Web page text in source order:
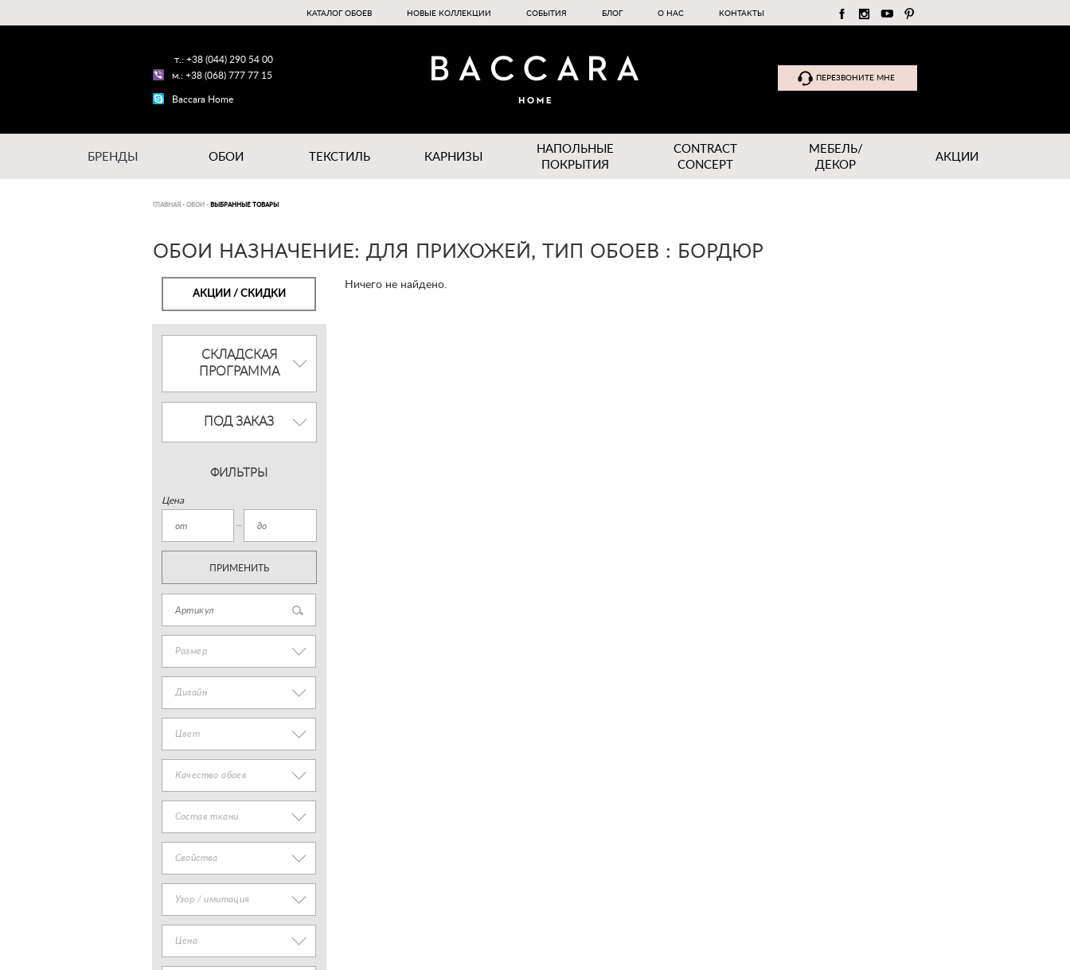
КАТАЛОГ ОБОЕВ НОВЫЕ КОЛЛЕКЦИИ СОБЫТИЯ БЛОГ О НАС КОНТАКТЫ
т.: +38 (044) 290 54 00
м.: +38 (068) 777 77 15
Baccara Home
ПЕРЕЗВОНИТЕ МНЕ
БРЕНДЫ ОБОИ ТЕКСТИЛЬ КАРНИЗЫ
НАПОЛЬНЫЕ
ПОКРЫТИЯ
CONTRACT
CONCEPT
МЕБЕЛЬ/
ДЕКОР
АКЦИИ
ГЛАВНАЯ - ОБОИ - ВЫБРАННЫЕ ТОВАРЫ
ОБОИ НАЗНАЧЕНИЕ: ДЛЯ ПРИХОЖЕЙ, ТИП ОБОЕВ : БОРДЮР
АКЦИИ / СКИДКИ
СКЛАДСКАЯ
ПРОГРАММА
ПОД ЗАКАЗ
ФИЛЬТРЫ
Цена
ПРИМЕНИТЬ
Размер
Дизайн
Цвет
Качество обоев
Состав ткани
Свойства
Узор / имитация
Цена
Ничего не найдено.